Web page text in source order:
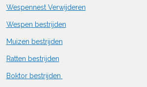
Wespennest Verwijderen
Wespen bestrijden
Muizen bestrijden
Ratten bestrijden
Boktor bestrijden